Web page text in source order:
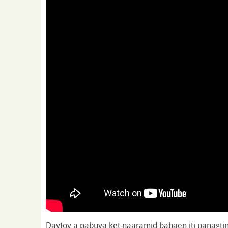
Daytoy a pabuya ket naaramid babaen iti